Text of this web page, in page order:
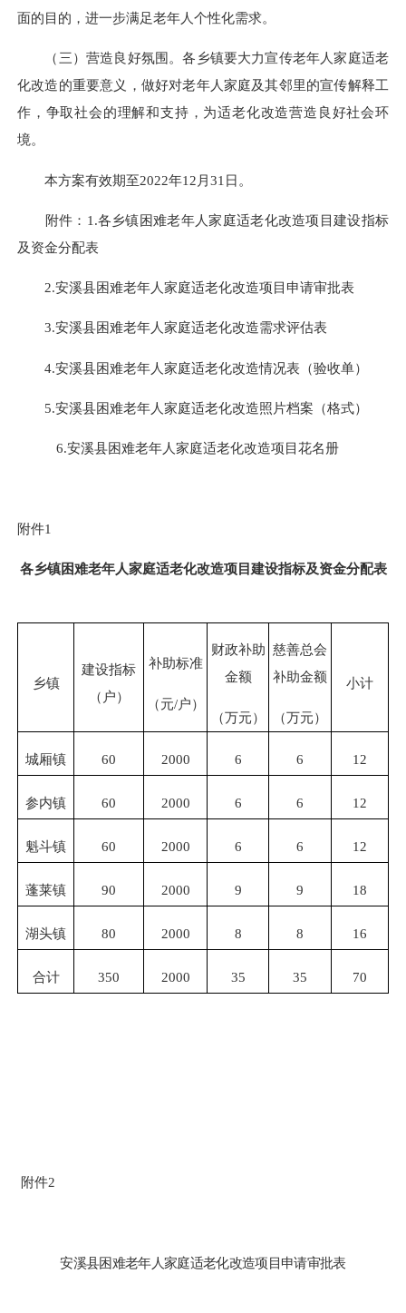
面的目的，进一步满足老年人个性化需求。
（三）营造良好氛围。各乡镇要大力宣传老年人家庭适老
化改造的重要意义，做好对老年人家庭及其邻里的宣传解释工
作，争取社会的理解和支持，为适老化改造营造良好社会环
境。
本方案有效期至2022年12月31日。
附件： 1.各乡镇困难老年人家庭适老化改造项目建设指标
及资金分配表
2.安溪县困难老年人家庭适老化改造项目申请审批表
3.安溪县困难老年人家庭适老化改造需求评估表
4.安溪县困难老年人家庭适老化改造情况表（验收单）
5.安溪县困难老年人家庭适老化改造照片档案（格式）
6.安溪县困难老年人家庭适老化改造项目花名册
附件1
各乡镇困难老年人家庭适老化改造项目建设指标及资金分配表
乡镇
建设指标
（户）
补助标准
（元/户）
财政补助
金额
（万元）
慈善总会
补助金额
（万元）
小计
城厢镇 60 2000 6 6 12
参内镇 60 2000 6 6 12
魁斗镇 60 2000 6 6 12
蓬莱镇 90 2000 9 9 18
湖头镇 80 2000 8 8 16
合计 350 2000 35 35 70
附件2
安溪县困难老年人家庭适老化改造项目申请审批表